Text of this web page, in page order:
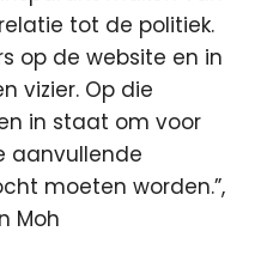
tot de politiek.
op de website en in
vizier. Op die
in staat om voor
aanvullende
moeten worden.”,
Moh